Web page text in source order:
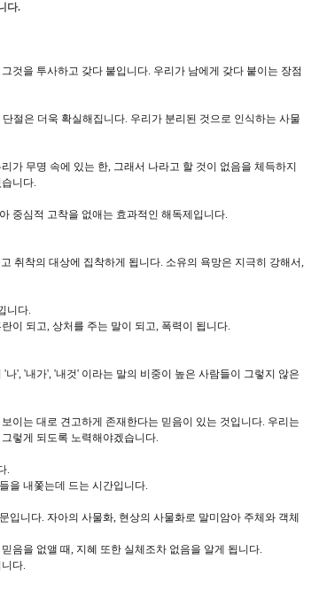
다.
것을 투사하고 갖다 붙입니다. 우리가 남에게 갖다 붙이는 장점
절은 더욱 확실해집니다. 우리가 분리된 것으로 인식하는 사물
가 무명 속에 있는 한, 그래서 나라고 할 것이 없음을 체득하지
니다.
중심적 고착을 없애는 효과적인 해독제입니다.
취착의 대상에 집착하게 됩니다. 소유의 욕망은 지극히 강해서,
니다.
이 되고, 상처를 주는 말이 되고, 폭력이 됩니다.
', '내가', '내것' 이라는 말의 비중이 높은 사람들이 그렇지 않은
이는 대로 견고하게 존재한다는 믿음이 있는 것입니다. 우리는
렇게 되도록 노력해야겠습니다.
.
을 내쫓는데 드는 시간입니다.
니다. 자아의 사물화, 현상의 사물화로 말미암아 주체와 객체
음을 없앨 때, 지혜 또한 실체조차 없음을 알게 됩니다.
다.